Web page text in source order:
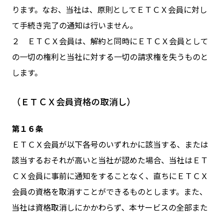
ります。なお、当社は、原則としてＥＴＣＸ会員に対し
て手続き完了の通知は行いません。
２ ＥＴＣＸ会員は、解約と同時にＥＴＣＸ会員として
の一切の権利と当社に対する一切の請求権を失うものと
します。
（ＥＴＣＸ会員資格の取消し）
第１６条
ＥＴＣＸ会員が以下各号のいずれかに該当する、または
該当するおそれが高いと当社が認めた場合、当社はＥＴ
ＣＸ会員に事前に通知をすることなく、直ちにＥＴＣＸ
会員の資格を取消すことができるものとします。また、
当社は資格取消しにかかわらず、本サービスの全部また